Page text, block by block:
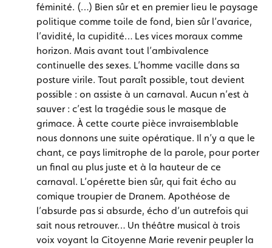
féminité. (…) Bien sûr et en premier lieu le paysage
politique comme toile de fond, bien sûr l’avarice,
l’avidité, la cupidité… Les vices moraux comme
horizon. Mais avant tout l’ambivalence
continuelle des sexes. L’homme vacille dans sa
posture virile. Tout paraît possible, tout devient
possible : on assiste à un carnaval. Aucun n’est à
sauver : c’est la tragédie sous le masque de
grimace. À cette courte pièce invraisemblable
nous donnons une suite opératique. Il n’y a que le
chant, ce pays limitrophe de la parole, pour porter
un final au plus juste et à la hauteur de ce
carnaval. L’opérette bien sûr, qui fait écho au
comique troupier de Dranem. Apothéose de
l’absurde pas si absurde, écho d’un autrefois qui
sait nous retrouver… Un théâtre musical à trois
voix voyant la Citoyenne Marie revenir peupler la